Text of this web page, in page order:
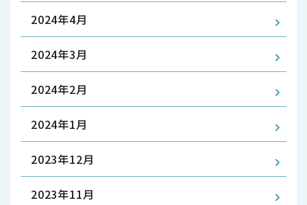
2024年4月
2024年3月
2024年2月
2024年1月
2023年12月
2023年11月